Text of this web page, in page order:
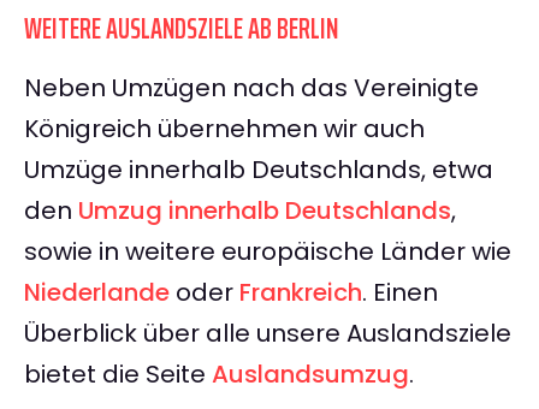
WEITERE AUSLANDSZIELE AB BERLIN
Neben Umzügen nach das Vereinigte
Königreich übernehmen wir auch
Umzüge innerhalb Deutschlands, etwa
den Umzug innerhalb Deutschlands,
sowie in weitere europäische Länder wie
Niederlande oder Frankreich. Einen
Überblick über alle unsere Auslandsziele
bietet die Seite Auslandsumzug.